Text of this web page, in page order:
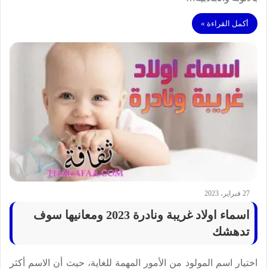
أكمل القراءة »
27 فبراير، 2023
اسماء اولاد غريبة ونادرة 2023 ومعانيها سوف
تدهشك
اختيار اسم المولود من الأمور المهمة للغاية، حيث أن الاسم أكثر